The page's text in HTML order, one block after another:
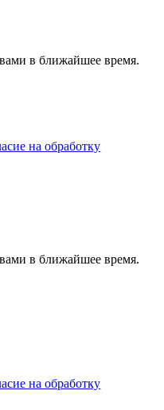
в ближайшее время.
на обработку
в ближайшее время.
на обработку